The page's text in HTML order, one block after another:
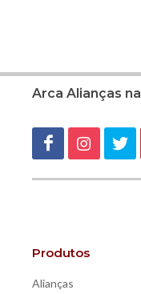
Arca Alianças
Produtos
Alianças